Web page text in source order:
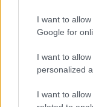
I want to
Google for
I want to
personalized
I want to
Idézzünk!
2021.
Mindig van kiút
durva az a
elvesztetted